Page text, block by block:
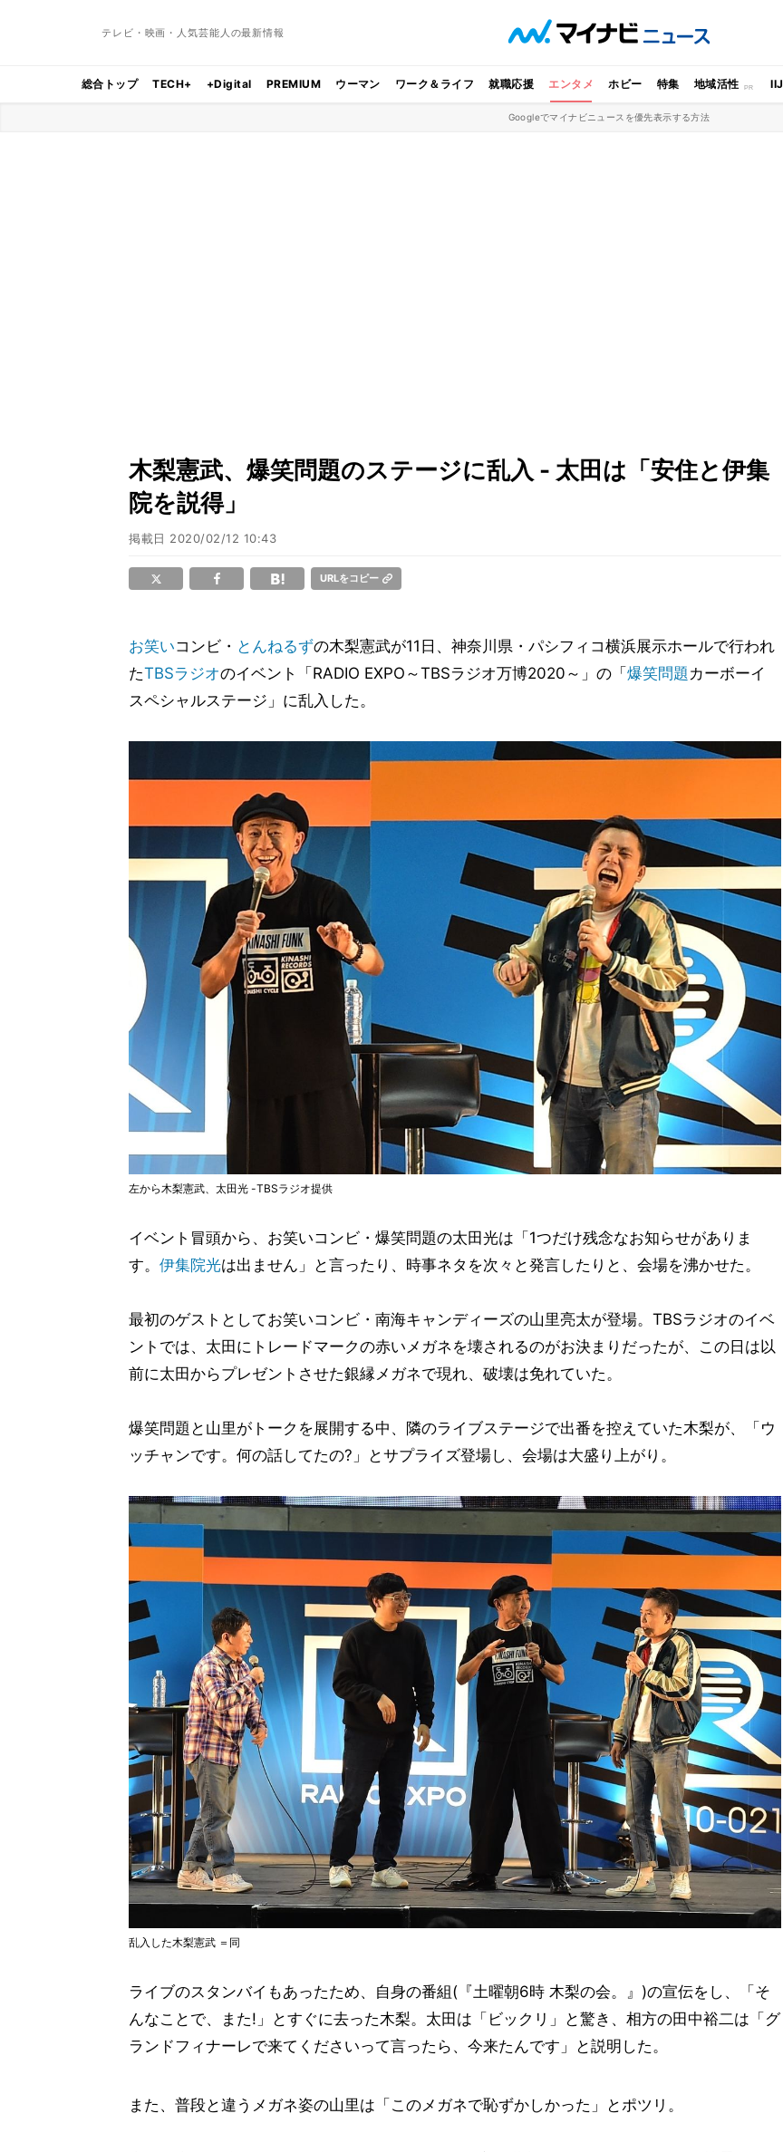
テレビ・映画・人気芸能人の最新情報
総合トップ TECH+ +Digital PREMIUM ウーマン ワーク＆ライフ 就職応援 エンタメ ホビー 特集 地域活性 IIJ
Googleでマイナビニュースを優先表示する方法
木梨憲武、爆笑問題のステージに乱入 - 太田は「安住と伊集
院を説得」
掲載日 2020/02/12 10:43
URLをコピー
お笑いコンビ・ とんねるずの木梨憲武が11日、神奈川県・パシフィコ横浜展示ホールで行われ
たTBSラジオのイベント「RADIO EXPO～TBSラジオ万博2020～」の「 爆笑問題 カーボーイ
スペシャルステージ」に乱入した。
左から木梨憲武、太田光 -TBSラジオ提供
イベント冒頭から、お笑いコンビ・爆笑問題の太田光は「1つだけ残念なお知らせがありま
す。 伊集院光は出ません」と言ったり、時事ネタを次々と発言したりと、会場を沸かせた。
最初のゲストとしてお笑いコンビ・南海キャンディーズの山里亮太が登場。TBSラジオのイベ
ントでは、太田にトレードマークの赤いメガネを壊されるのがお決まりだったが、この日は以
前に太田からプレゼントさせた銀縁メガネで現れ、破壊は免れていた。
爆笑問題と山里がトークを展開する中、隣のライブステージで出番を控えていた木梨が、「ウ
ッチャンです。何の話してたの?」とサプライズ登場し、会場は大盛り上がり。
乱入した木梨憲武 ＝同
ライブのスタンバイもあったため、自身の番組(『土曜朝6時 木梨の会。』)の宣伝をし、「そ
んなことで、また!」とすぐに去った木梨。太田は「ビックリ」と驚き、相方の田中裕二は「グ
ランドフィナーレで来てくださいって言ったら、今来たんです」と説明した。
また、普段と違うメガネ姿の山里は「このメガネで恥ずかしかった」とポツリ。